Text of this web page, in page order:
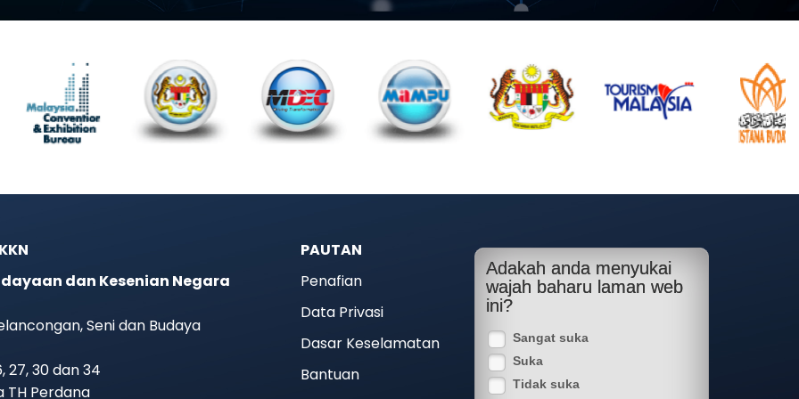
dan Kesenian Negara
Seni dan Budaya
27, 30 dan 34
TH Perdana
PAUTAN
Penafian
Data Privasi
Dasar Keselamatan
Bantuan
Adakah anda menyukai
wajah baharu laman web
ini?
Sangat suka
Suka
Tidak suka